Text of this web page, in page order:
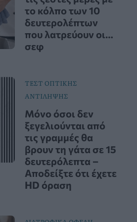
το κόλπο των 10
δευτερολέπτων
που λατρεύουν οι…
σεφ
ΤΕΣΤ ΟΠΤΙΚΗΣ
ΑΝΤΙΛΗΨΗΣ
Μόνο όσοι δεν
ξεγελιούνται από
τις γραμμές θα
βρουν τη γάτα σε 15
δευτερόλεπτα –
Αποδείξτε ότι έχετε
HD όραση